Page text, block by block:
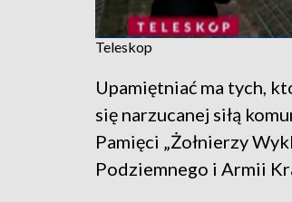
Teleskop
Upamiętniać ma tych,
się narzucanej siłą
Pamięci „Żołnierzy
Podziemnego i Armii